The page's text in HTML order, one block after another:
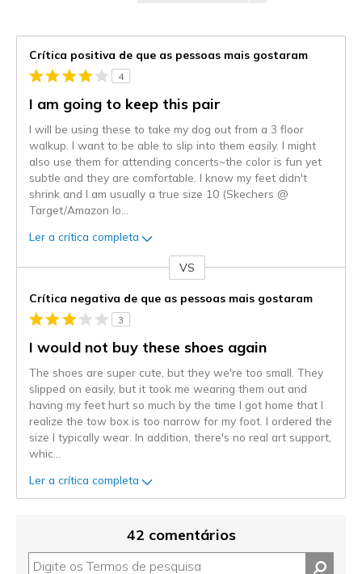
Crítica positiva de que as pessoas mais gostaram
4
I am going to keep this pair
I will be using these to take my dog out from a 3 floor
walkup. I want to be able to slip into them easily. I might
also use them for attending concerts~the color is fun yet
subtle and they are comfortable. I know my feet didn't
shrink and I am usually a true size 10 (Skechers @
Target/Amazon lo
Ler a crítica completa
VS
Crítica negativa de que as pessoas mais gostaram
3
I would not buy these shoes again
The shoes are super cute, but they we're too small. They
slipped on easily, but it took me wearing them out and
having my feet hurt so much by the time I got home that I
realize the tow box is too narrow for my foot. I ordered the
size I typically wear. In addition, there's no real art support,
whic
Ler a crítica completa
42 comentários